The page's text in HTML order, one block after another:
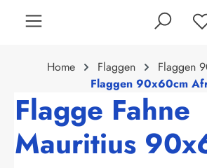
Home Flaggen
Flaggen
Flaggen 90x60cm
Flagge Fahne
Mauritius